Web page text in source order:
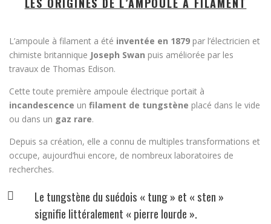
L’ampoule à filament a été inventée en 1879 par l’électricien et
chimiste britannique Joseph Swan puis améliorée par les
travaux de Thomas Edison.
Cette toute première ampoule électrique portait à
incandescence un filament de tungstène placé dans le vide
ou dans un gaz rare.
Depuis sa création, elle a connu de multiples transformations et
occupe, aujourd’hui encore, de nombreux laboratoires de
recherches.
Le tungstène du suédois « tung » et « sten »
signifie littéralement « pierre lourde ».